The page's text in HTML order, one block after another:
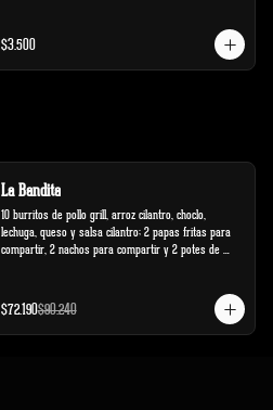
$3.500
La Bandita
10 burritos de pollo grill, arroz cilantro, choclo,
lechuga, queso y salsa cilantro; 2 papas fritas para
compartir, 2 nachos para compartir y 2 potes de
$72.190$90.240